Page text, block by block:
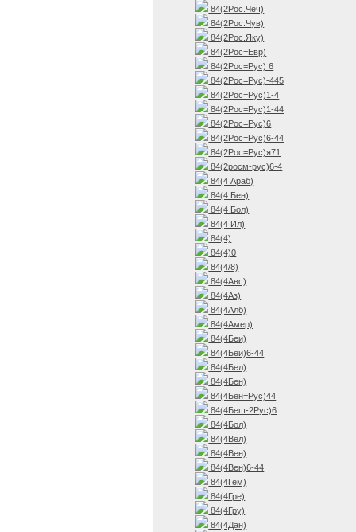
84(2Рос.Чеч)
84(2Рос.Чув)
84(2Рос.Яку)
84(2Рос=Евр)
84(2Рос=Рус) 6
84(2Рос=Рус)-445
84(2Рос=Рус)1-4
84(2Рос=Рус)1-44
84(2Рос=Рус)6
84(2Рос=Рус)6-44
84(2Рос=Рус)я71
84(2росм-рус)6-4
84(4 Араб)
84(4 Бен)
84(4 Бол)
84(4 Ил)
84(4)
84(4)0
84(4/8)
84(4Авс)
84(4Аз)
84(4Алб)
84(4Амер)
84(4Беи)
84(4Беи)6-44
84(4Бел)
84(4Бен)
84(4Бен=Рус)44
84(4Беш-2Рус)6
84(4Бол)
84(4Вел)
84(4Вен)
84(4Вен)6-44
84(4Гем)
84(4Гре)
84(4Гру)
84(4Дан)